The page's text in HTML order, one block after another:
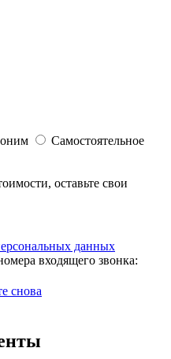
Самостоятельное
оставьте свои
данных
входящего звонка:
снова